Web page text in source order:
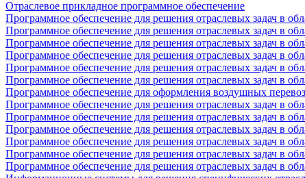
Отраслевое прикладное программное обеспечение
Программное обеспечение для решения отраслевых задач в
Программное обеспечение для решения отраслевых задач в
Программное обеспечение для решения отраслевых задач в
Программное обеспечение для решения отраслевых задач в
Программное обеспечение для решения отраслевых задач в
Программное обеспечение для решения отраслевых задач в
Программное обеспечение для оформления воздушных
Программное обеспечение для решения отраслевых задач в
Программное обеспечение для решения отраслевых задач в
Программное обеспечение для решения отраслевых задач в
Программное обеспечение для решения отраслевых задач в
Программное обеспечение для решения отраслевых задач в
Программное обеспечение для решения отраслевых задач в